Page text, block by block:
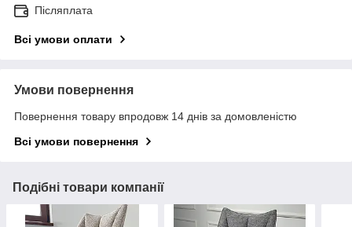
Післяплата
Всі умови оплати
Умови повернення
Повернення товару впродовж 14 днів за домовленістю
Всі умови повернення
Подібні товари компанії